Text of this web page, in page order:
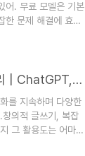
어. 무료 모델은 기본
한 문제 해결에 효과
해! 현재 다양한 언
꼼하게 따지거나
야.우리가 무료를 계
할 것이지에 도움이
해 설명해볼게. 1.
와 유료 모델의 차
최근 AI 챗봇 특징 정리 | ChatGPT, Claude, Gemini, DeepSeek
를 지속하며 다양한
의적 글쓰기, 복잡
그 활용도는 어마어
되는 기능과 특징들